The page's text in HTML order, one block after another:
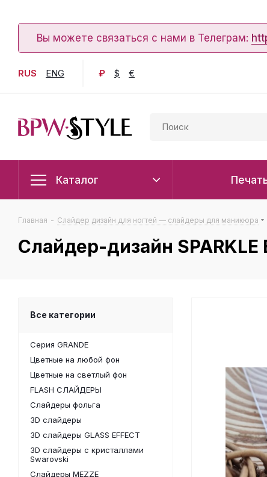
Вы можете связаться с нами в Телеграм:
RUS ENG ₽ $ €
Каталог
Главная - Слайдер дизайн для ногтей — слайдеры для маникюра
Слайдер-дизайн
Все категории
Серия GRANDE
Цветные на любой фон
Цветные на светлый фон
FLASH СЛАЙДЕРЫ
Слайдеры фольга
3D слайдеры
3D слайдеры GLASS EFFECT
3D слайдеры с кристаллами
Swarovski
Слайдеры MEZZE